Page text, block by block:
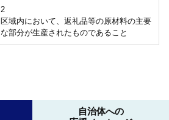
2
区域内において、返礼品等の原材料の主要
な部分が生産されたものであること
自治体への